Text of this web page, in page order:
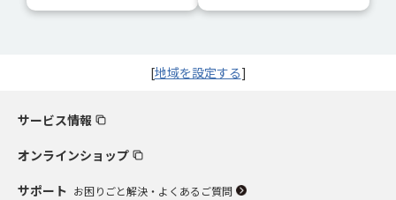
[地域を設定する]
サービス情報
オンラインショップ
サポート お困りごと解決・よくあるご質問